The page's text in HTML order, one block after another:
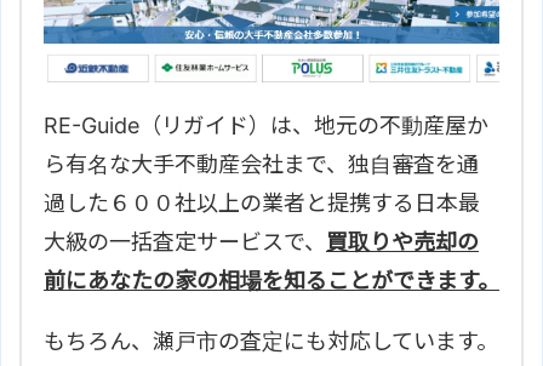
RE-Guide（リガイド）は、地元の不動産屋か
ら有名な大手不動産会社まで、独自審査を通
過した６００社以上の業者と提携する日本最
大級の一括査定サービスで、 買取りや売却の
前にあなたの家の相場を知ることができます。
もちろん、 瀬戸市の査定にも対応しています。